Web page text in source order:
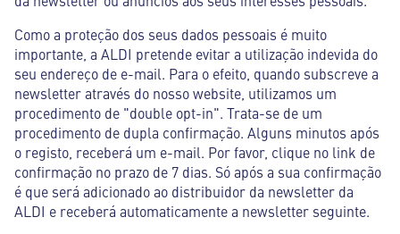
Como a proteção dos seus dados pessoais é muito
importante, a ALDI pretende evitar a utilização indevida do
seu endereço de e-mail. Para o efeito, quando subscreve a
newsletter através do nosso website, utilizamos um
procedimento de "double opt-in". Trata-se de um
procedimento de dupla confirmação. Alguns minutos após
o registo, receberá um e-mail. Por favor, clique no link de
confirmação no prazo de 7 dias. Só após a sua confirmação
é que será adicionado ao distribuidor da newsletter da
ALDI e receberá automaticamente a newsletter seguinte.